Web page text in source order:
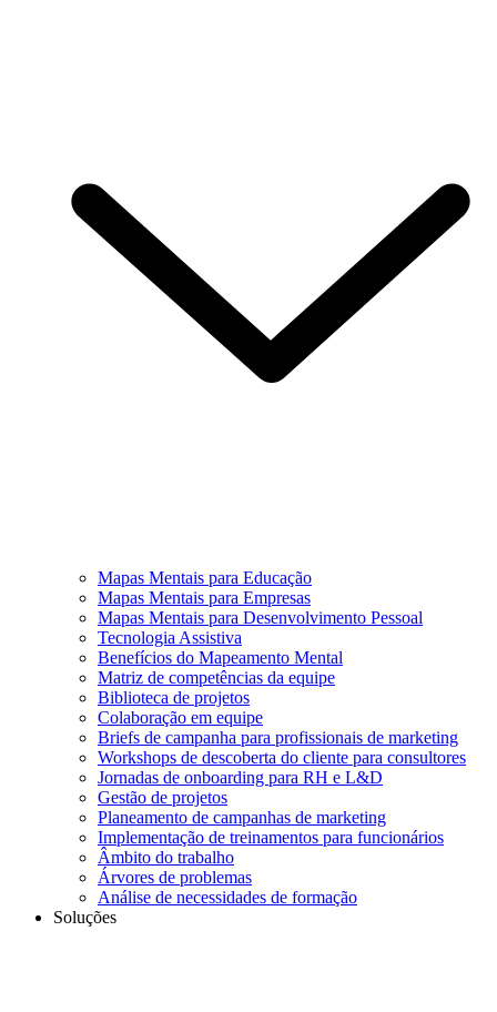
Mapas Mentais para Educação
Mapas Mentais para Empresas
Mapas Mentais para Desenvolvimento Pessoal
Tecnologia Assistiva
Benefícios do Mapeamento Mental
Matriz de competências da equipe
Biblioteca de projetos
Colaboração em equipe
Briefs de campanha para profissionais de marketing
Workshops de descoberta do cliente para consultores
Jornadas de onboarding para RH e L&D
Gestão de projetos
Planeamento de campanhas de marketing
Implementação de treinamentos para funcionários
Âmbito do trabalho
Árvores de problemas
Análise de necessidades de formação
Soluções